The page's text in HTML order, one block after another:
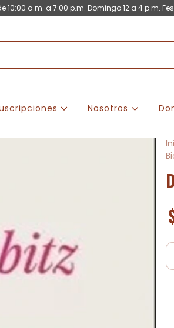
10:00 a.m. a 7:00 p.m. Domingo 12 a 4 p.m.
Nosotros